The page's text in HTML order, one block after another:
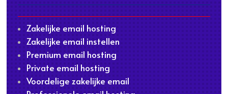
Zakelijke email hosting
Zakelijke email instellen
Premium email hosting
Private email hosting
Voordelige zakelijke email